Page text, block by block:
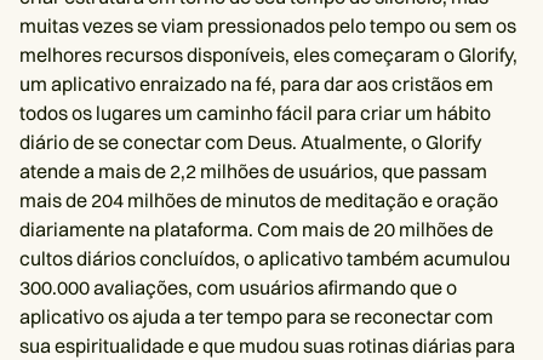
muitas vezes se viam pressionados pelo tempo ou sem os
melhores recursos disponíveis, eles começaram o Glorify,
um aplicativo enraizado na fé, para dar aos cristãos em
todos os lugares um caminho fácil para criar um hábito
diário de se conectar com Deus. Atualmente, o Glorify
atende a mais de 2,2 milhões de usuários, que passam
mais de 204 milhões de minutos de meditação e oração
diariamente na plataforma. Com mais de 20 milhões de
cultos diários concluídos, o aplicativo também acumulou
300.000 avaliações, com usuários afirmando que o
aplicativo os ajuda a ter tempo para se reconectar com
sua espiritualidade e que mudou suas rotinas diárias para